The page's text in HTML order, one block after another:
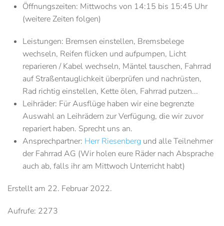
Öffnungszeiten: Mittwochs von 14:15 bis 15:45 Uhr
(weitere Zeiten folgen)
Leistungen: Bremsen einstellen, Bremsbelege
wechseln, Reifen flicken und aufpumpen, Licht
reparieren / Kabel wechseln, Mäntel tauschen, Fahrrad
auf Straßentauglichkeit überprüfen und nachrüsten,
Rad richtig einstellen, Kette ölen, Fahrrad putzen...
Leihräder: Für Ausflüge haben wir eine begrenzte
Auswahl an Leihrädern zur Verfügung, die wir zuvor
repariert haben. Sprecht uns an.
Ansprechpartner: Herr Riesenberg und alle Teilnehmer
der Fahrrad AG (Wir holen eure Räder nach Absprache
auch ab, falls ihr am Mittwoch Unterricht habt)
Erstellt am 22. Februar 2022.
Aufrufe: 2273